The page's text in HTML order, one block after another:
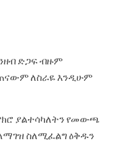
ድጋፍ ብዙም
ለስራዬ እንዲሁም
ያልተሳካለትን የመውጫ
ስለሚፈልግ ዕቅዱን